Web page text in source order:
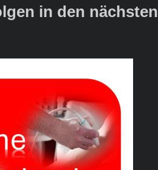
in den nächsten